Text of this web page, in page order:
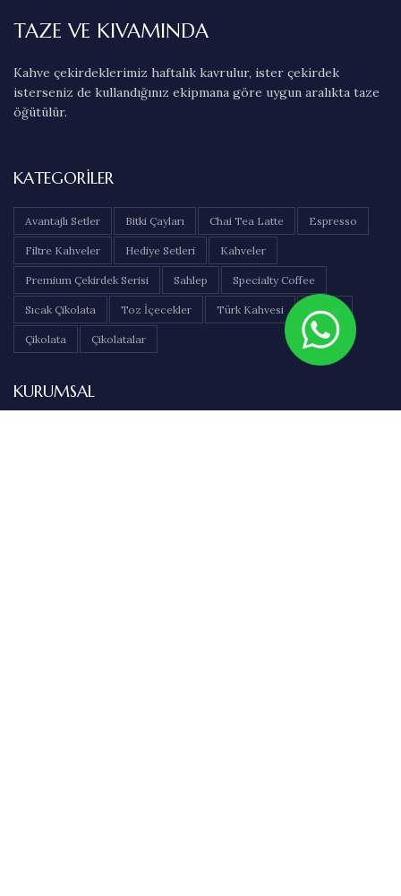
TAZE VE KIVAMINDA
Kahve çekirdeklerimiz haftalık kavrulur, ister çekirdek
isterseniz de kullandığınız ekipmana göre uygun aralıkta taze
öğütülür.
KATEGORILER
Avantajlı Setler Bitki Çayları Chai Tea Latte Espresso
Filtre Kahveler Hediye Setleri Kahveler
Premium Çekirdek Serisi Sahlep Specialty Coffee
Sıcak Çikolata Toz İçecekler Türk Kahvesi Çaylar
Çikolata Çikolatalar
KURUMSAL